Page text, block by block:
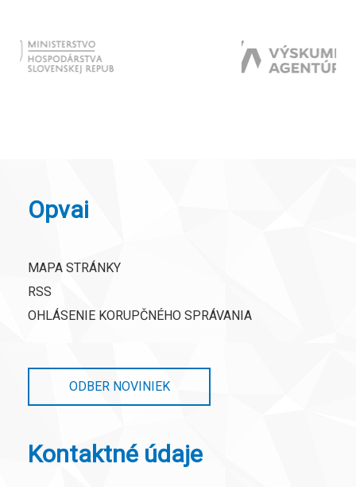
Opvai
MAPA STRÁNKY
RSS
OHLÁSENIE KORUPČNÉHO SPRÁVANIA
ODBER NOVINIEK
Kontaktné údaje